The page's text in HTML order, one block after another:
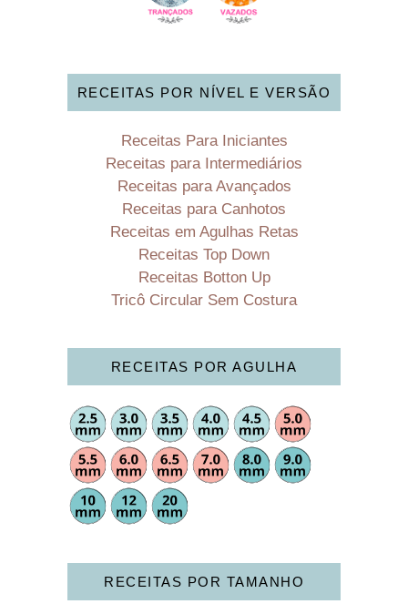
RECEITAS POR NÍVEL E VERSÃO
Receitas Para Iniciantes
Receitas para Intermediários
Receitas para Avançados
Receitas para Canhotos
Receitas em Agulhas Retas
Receitas Top Down
Receitas Botton Up
Tricô Circular Sem Costura
RECEITAS POR AGULHA
RECEITAS POR TAMANHO